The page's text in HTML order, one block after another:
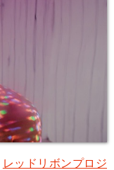
レッドリボンプロジ